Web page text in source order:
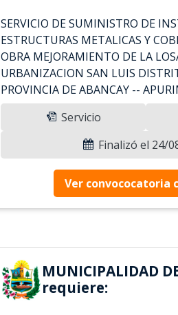
SERVICIO DE SUMINISTRO DE
ESTRUCTURAS METALICAS Y
OBRA MEJORAMIENTO DE LA
URBANIZACION SAN LUIS
PROVINCIA DE ABANCAY --
Servicio
Finalizó el 24/
Ver convococatoria
MUNICIPALIDAD
requiere: